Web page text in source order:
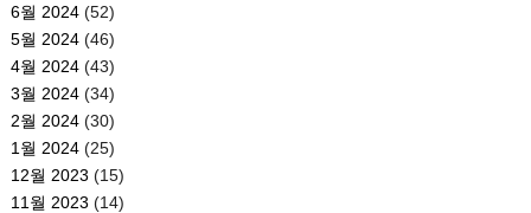
6월 2024(52)
5월 2024(46)
4월 2024(43)
3월 2024(34)
2월 2024(30)
1월 2024(25)
12월 2023 (15)
11월 2023 (14)